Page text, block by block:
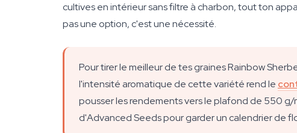
cultives en intérieur sans filtre à charbon, tout ton
pas une option, c'est une nécessité.
Pour tirer le meilleur de tes graines Rainbow
l'intensité aromatique de cette variété rend le
pousser les rendements vers le plafond de 550 g/
d'Advanced Seeds pour garder un calendrier de